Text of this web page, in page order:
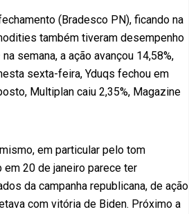
(Bradesco PN), ficando na
também tiveram desempenho
semana, a ação avançou 14,58%,
sexta-feira, Yduqs fechou em
Multiplan caiu 2,35%, Magazine
em particular pelo tom
em 20 de janeiro parece ter
da campanha republicana, de ação
com vitória de Biden. Próximo a